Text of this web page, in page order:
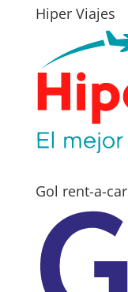
Hiper Viajes
Gol rent-a-car